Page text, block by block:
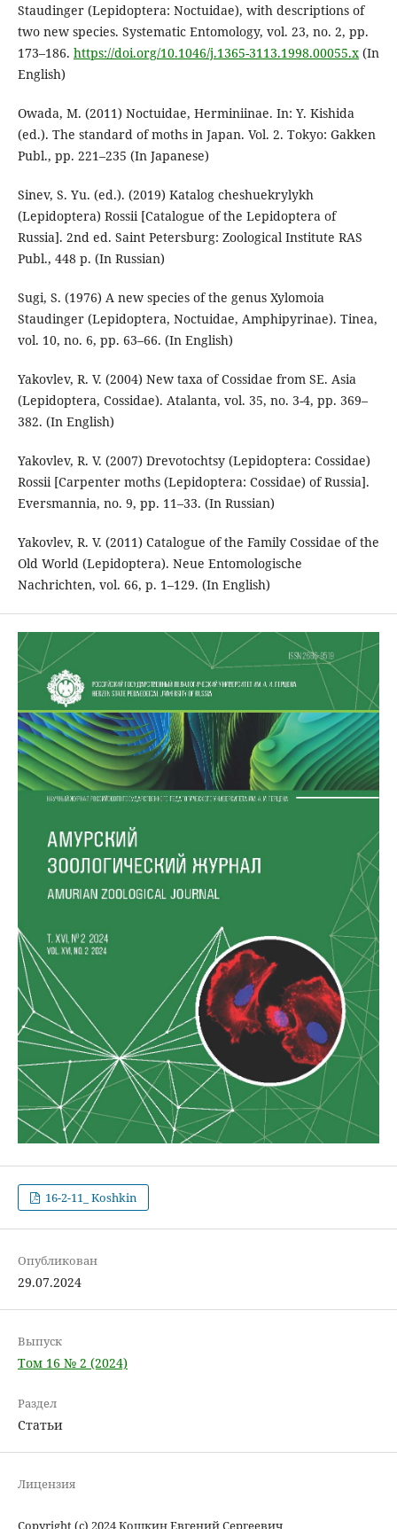
Staudinger (Lepidoptera: Noctuidae), with descriptions of
two new species. Systematic Entomology, vol. 23, no. 2, pp.
173–186. https://doi.org/10.1046/j.1365-3113.1998.00055.x(In
English)
Owada, M. (2011) Noctuidae, Herminiinae. In: Y. Kishida
(ed.). The standard of moths in Japan. Vol. 2. Tokyo: Gakken
Publ., pp. 221–235 (In Japanese)
Sinev, S. Yu. (ed.). (2019) Katalog cheshuekrylykh
(Lepidoptera) Rossii [Catalogue of the Lepidoptera of
Russia]. 2nd ed. Saint Petersburg: Zoological Institute RAS
Publ., 448 p. (In Russian)
Sugi, S. (1976) A new species of the genus Xylomoia
Staudinger (Lepidoptera, Noctuidae, Amphipyrinae). Tinea,
vol. 10, no. 6, pp. 63–66. (In English)
Yakovlev, R. V. (2004) New taxa of Cossidae from SE. Asia
(Lepidoptera, Cossidae). Atalanta, vol. 35, no. 3-4, pp. 369–
382. (In English)
Yakovlev, R. V. (2007) Drevotochtsy (Lepidoptera: Cossidae)
Rossii [Carpenter moths (Lepidoptera: Cossidae) of Russia].
Eversmannia, no. 9, pp. 11–33. (In Russian)
Yakovlev, R. V. (2011) Catalogue of the Family Cossidae of the
Old World (Lepidoptera). Neue Entomologische
Nachrichten, vol. 66, p. 1–129. (In English)
16-2-11_ Koshkin
Опубликован
29.07.2024
Выпуск
Том 16 № 2 (2024)
Раздел
Статьи
Лицензия
Copyright (c) 2024 Кошкин Евгений Сергеевич